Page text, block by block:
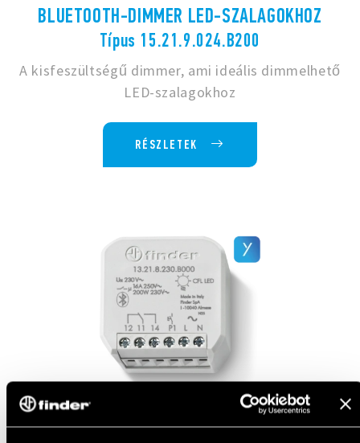
BLUETOOTH-DIMMER LED-SZALAGOKHOZ
Típus 15.21.9.024.B200
A kisfeszültségű dimmer, ami ideális dimmelhető
LED-szalagokhoz
RÉSZLETEK
EGYCSATORNÁS, 6 A NÉVLEGES ÁRAMÚ,